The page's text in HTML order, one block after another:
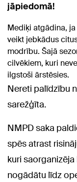
jāpiedomā!
Mediķi atgādina,
veikt jebkādus
modrību. Šajā
cilvēkiem, kuri
ilgstoši ārstēsies.
Nereti palīdzību
sarežģīta.
NMPD saka
spēs atrast
kuri
nogādātu līdz